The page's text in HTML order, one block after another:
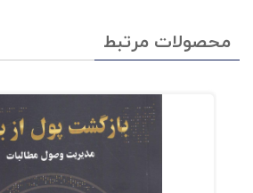
برای موفقیت و داشتن یک استراتژی
آزمایش و تغییر قرار دهید؛
می‌توانند کسب‌وکارتان را دگرگون
کنید؛ فناوری‌های اخلال‌گر را شناسایی
محصولات مرتبط